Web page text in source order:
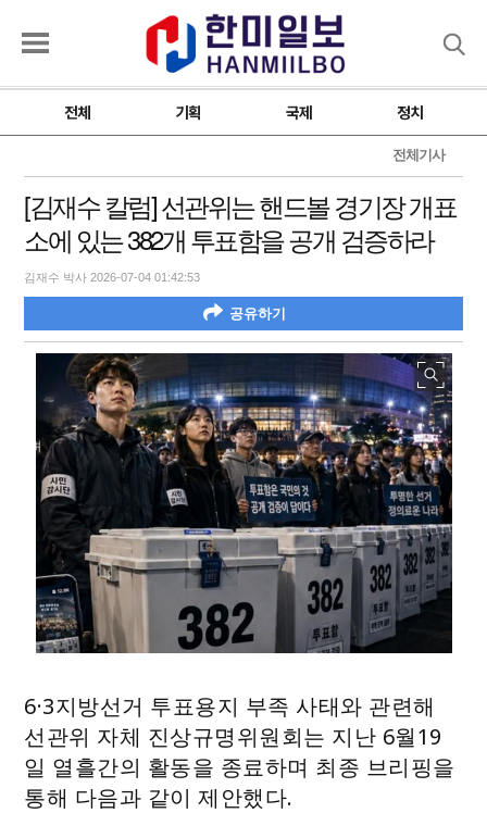
전체 기획 국제 정치
전체기사
[김재수 칼럼] 선관위는 핸드볼 경기장 개표
소에 있는 382개 투표함을 공개 검증하라
김재수 박사 2026-07-04 01:42:53
공유하기
6·3지방선거 투표용지 부족 사태와 관련해
선관위 자체 진상규명위원회는 지난 6월19
일 열흘간의 활동을 종료하며 최종 브리핑을
통해 다음과 같이 제안했다.